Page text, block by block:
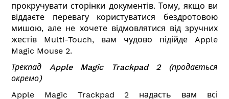
прокручувати сторінки документів. Тому, якщо ви
віддаєте перевагу користуватися бездротовою
мишою, але не хочете відмовлятися від зручних
жестів Multi-Touch, вам чудово підійде Apple
Magic Mouse 2.
Трекпад Apple Magic Trackpad 2(продається
окремо)
Apple Magic Trackpad 2 надасть вам всі